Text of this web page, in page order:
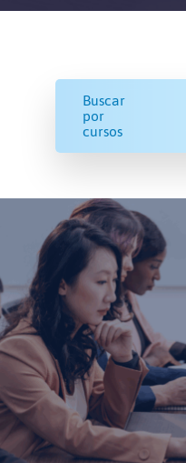
Buscar
por
cursos